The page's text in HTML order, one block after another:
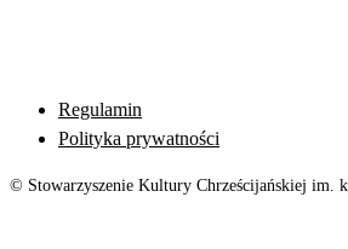
Regulamin
Polityka prywatności
© Stowarzyszenie Kultury Chrześcijańskiej im.